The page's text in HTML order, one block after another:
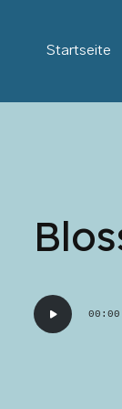
Startseite
Audio-
Player
00:00